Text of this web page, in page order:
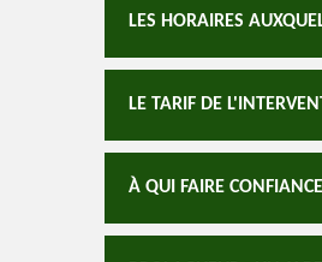
LES HORAIRES
LE TARIF DE
À QUI FAIRE